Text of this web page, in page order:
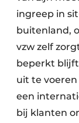
ingreep in
buitenland,
vzw zelf
beperkt
uit te
een
bij klanten